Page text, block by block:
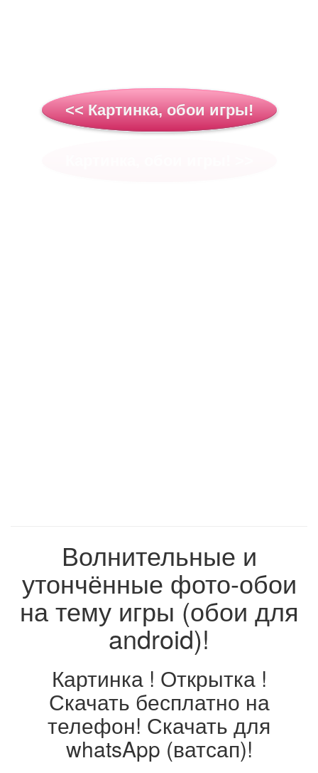
<< Картинка, обои игры!
Волнительные и
утончённые фото-обои
на тему игры (обои для
android)!
Картинка ! Открытка !
Скачать бесплатно на
телефон! Скачать для
whatsApp (ватсап)!